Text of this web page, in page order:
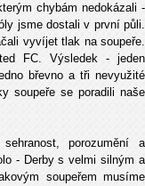
chybám nedokázali -
jsme dostali v první půli.
vyvíjet tlak na soupeře.
FC. Výsledek - jeden
břevno a tři nevyužité
soupeře se poradili naše
porozumění a
- Derby s velmi silným a
soupeřem musíme